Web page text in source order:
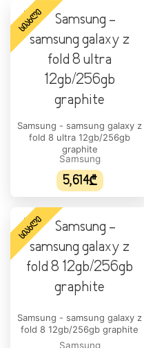
დაზოგე 300₾-დან
მაღაზიაში:
ᲥᲡᲔᲚᲘ
3G:
4G (LTE):
დიახ
4.5G (LTE-A):
დიახ
5G:
eSIM:
დიახ
ᲡᲘᲐᲮᲚᲔ
Samsung - samsung galaxy z
fold 8 ultra 12gb/256gb
graphite
Samsung
5,614₾
ᲡᲘᲐᲮᲚᲔ
Samsung - samsung galaxy z
fold 8 12gb/256gb graphite
Samsung